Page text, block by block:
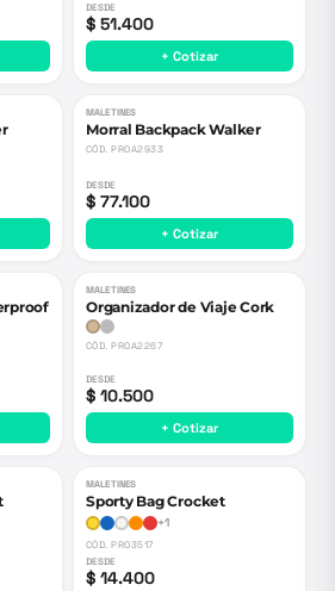
DESDE
$ 51.400
+ Cotizar
MALETINES
Morral Backpack Walker
CÓD.PROA2933
DESDE
$ 77.100
+ Cotizar
MALETINES
Organizador de Viaje Cork
CÓD.PROA2267
DESDE
$ 10.500
+ Cotizar
MALETINES
Sporty Bag Crocket
+1
CÓD.PRO3517
DESDE
$ 14.400